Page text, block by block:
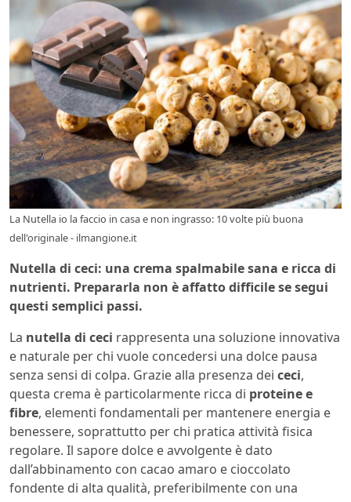
La Nutella io la faccio in casa e non ingrasso: 10 volte più buona
dell'originale - ilmangione.it
Nutella di ceci: una crema spalmabile sana e ricca di
nutrienti. Prepararla non è affatto difficile se segui
questi semplici passi.
La nutella di ceci rappresenta una soluzione innovativa
e naturale per chi vuole concedersi una dolce pausa
senza sensi di colpa. Grazie alla presenza dei ceci,
questa crema è particolarmente ricca di proteine e
fibre, elementi fondamentali per mantenere energia e
benessere, soprattutto per chi pratica attività fisica
regolare. Il sapore dolce e avvolgente è dato
dall’abbinamento con cacao amaro e cioccolato
fondente di alta qualità, preferibilmente con una